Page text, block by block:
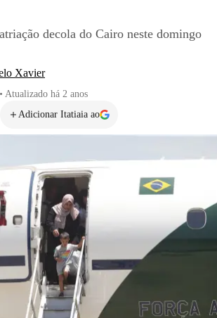
decola do Cairo neste domingo
Xavier
• Atualizado há 2 anos
Adicionar Itatiaia ao